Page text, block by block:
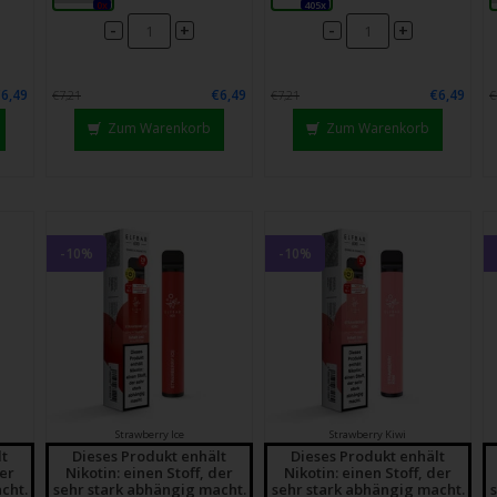
0x
- +
€7,21
€6,49
Zum Warenkorb
405x
- +
€7,21
€6,49
Zum Warenkorb
-10%
Strawberry Ice
Dieses Produkt enhält
Nikotin: einen Stoff, der
sehr stark abhängig macht.
-10%
Strawberry Kiwi
Dieses Produkt enhält
Nikotin: einen Stoff, der
sehr stark abhängig macht.